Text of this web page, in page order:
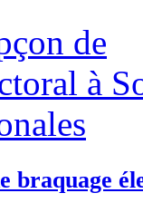
braquage